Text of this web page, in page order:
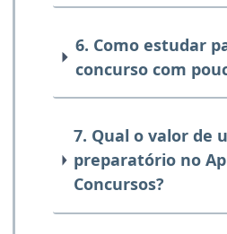
6. Como estudar
concurso com
7. Qual o valor de
preparatório no
Concursos?